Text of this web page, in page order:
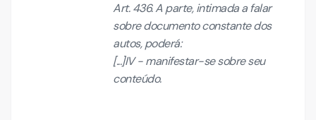
Art. 436. A parte, intimada a falar
sobre documento constante dos
autos, poderá:
[...]IV - manifestar-se sobre seu
conteúdo.